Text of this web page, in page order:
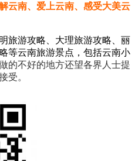
云南、爱上云南、感受大美云
旅游攻略、大理旅游攻略、丽
等云南旅游景点，包括云南小
的不好的地方还望各界人士提
受。